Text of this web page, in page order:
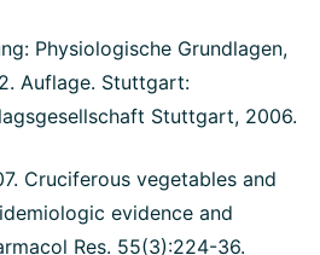
Physiologische Grundlagen,
Auflage. Stuttgart:
Stuttgart, 2006.
Cruciferous vegetables and
evidence and
Res. 55(3):224-36.